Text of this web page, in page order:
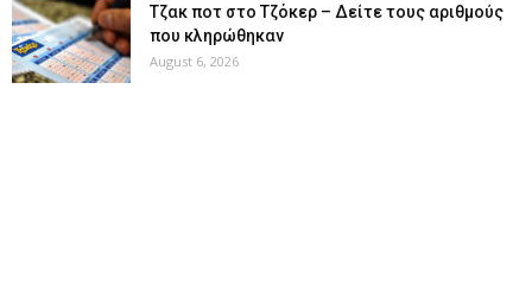
Tζακ ποτ στο Τζόκερ – Δείτε τους αριθμούς
που κληρώθηκαν
August 6, 2026